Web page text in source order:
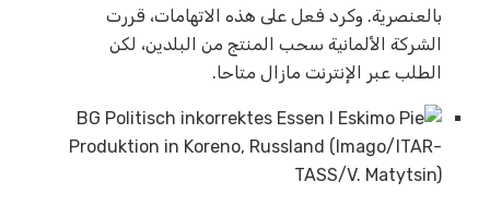
بالعنصرية. وكرد فعل على هذه الاتهامات، قررت
الشركة الألمانية سحب المنتج من البلدين، لكن
الطلب عبر الإنترنت مازال متاحا.